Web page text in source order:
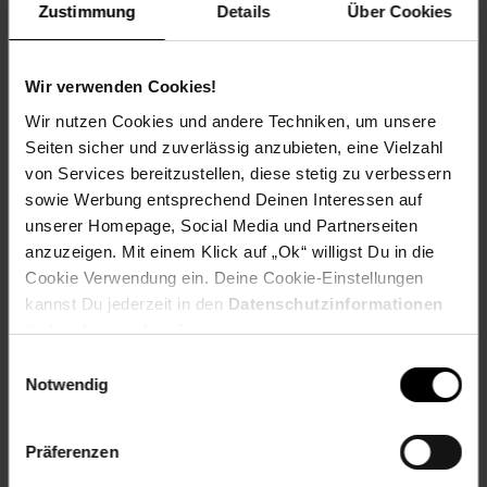
Zustimmung Details Über Cookies
Wir verwenden Cookies!
Wir nutzen Cookies und andere Techniken, um unsere
Seiten sicher und zuverlässig anzubieten, eine Vielzahl
von Services bereitzustellen, diese stetig zu verbessern
sowie Werbung entsprechend Deinen Interessen auf
unserer Homepage, Social Media und Partnerseiten
anzuzeigen. Mit einem Klick auf „Ok“ willigst Du in die
Cookie Verwendung ein. Deine Cookie-Einstellungen
kannst Du jederzeit in den Datenschutzinformationen
ändern bzw. widerrufen.
Notwendig
Präferenzen
Veggie Mega Bowl
Zum Rezept